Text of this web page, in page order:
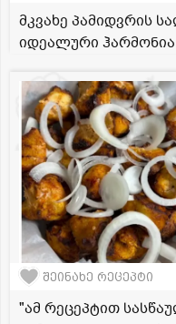
მკვახე პამიდვრის
იდეალური ჰარმონია
შეინახე რეცეპტი
"ამ რეცეპტით